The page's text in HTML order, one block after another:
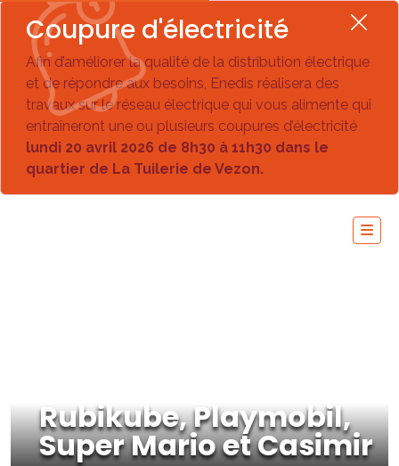
Coupure d'électricité
Afin d’améliorer la qualité de la distribution électrique
et de répondre aux besoins, Enedis réalisera des
travaux sur le réseau électrique qui vous alimente qui
entraîneront une ou plusieurs coupures d’électricité
lundi 20 avril 2026 de 8h30 à 11h30 dans le
quartier de La Tuilerie de Vezon.
Rubikube, Playmobil,
Super Mario et Casimir